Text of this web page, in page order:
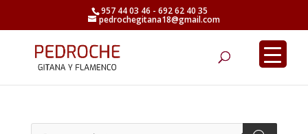
957 44 03 46 - 692 62 40 35
pedrochegitana18@gmail.com
B